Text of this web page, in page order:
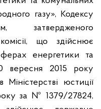
газу», Кодексу
затвердженого
що здійснює
енергетики та
вересня 2015 року
юстиції
за № 1379/27824,